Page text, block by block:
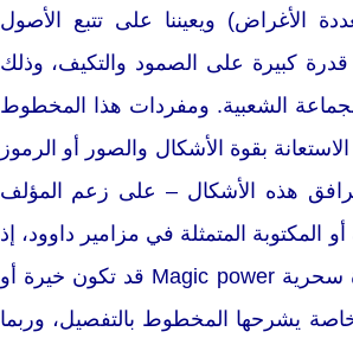
الأغراض) ويعيننا على تتبع الأصول
قدرة كبيرة على الصمود والتكيف، وذلك
الشعبية. ومفردات هذا المخطوط
بقوة الأشكال والصور أو الرموز
هذه الأشكال – على زعم المؤلف
المكتوبة المتمثلة في مزامير داوود، إذ
أن الكلمة المنطوقة للمزامير تكمن فيها قوة سحرية Magic power قد تكون خيرة أو
يشرحها المخطوط بالتفصيل، وربما